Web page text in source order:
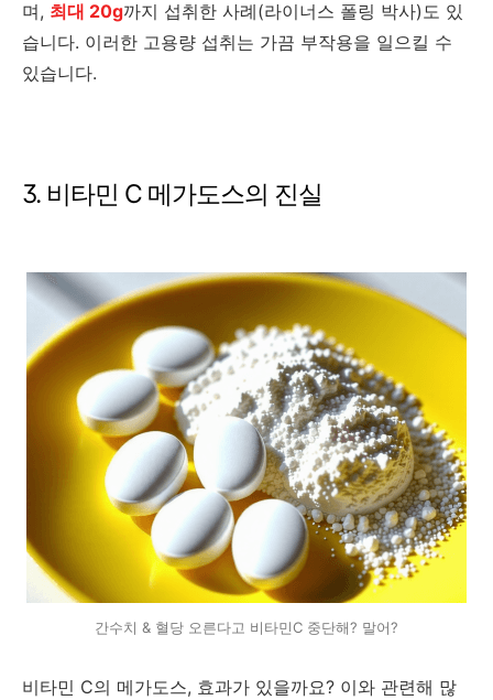
며, 최대 20g까지 섭취한 사례(라이너스 폴링 박사)도 있
습니다. 이러한 고용량 섭취는 가끔 부작용을 일으킬 수
있습니다.
3. 비타민 C 메가도스의 진실
간수치 & 혈당 오른다고 비타민C 중단해? 말어?
비타민 C의 메가도스, 효과가 있을까요? 이와 관련해 많